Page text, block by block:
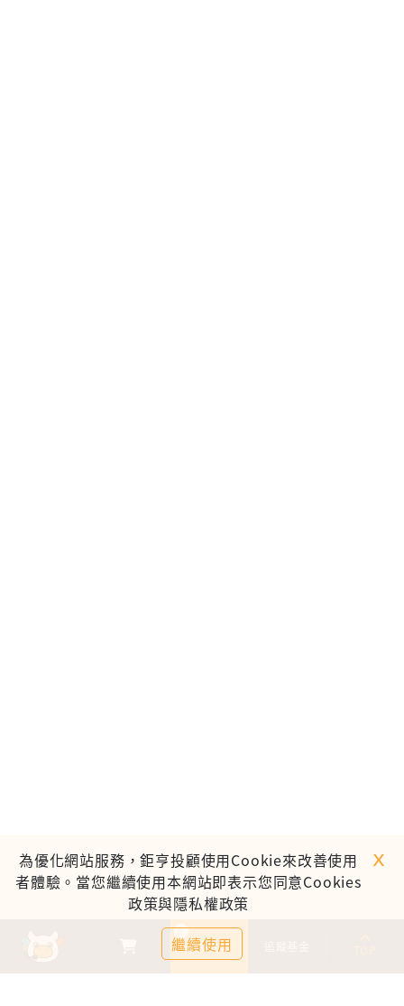
基金比較
0
為優化網站服務，鉅亨投顧使用Cookie來改善使用
者體驗。當您繼續使用本網站即表示您同意Cookies
政策與隱私權政策
繼續使用
ｘ